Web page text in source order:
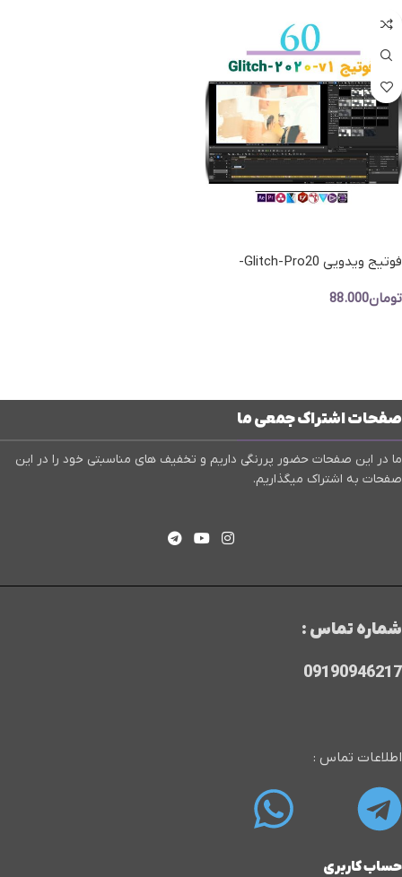
فوتیج ویدویی Glitch-Pro20-
تومان88.000
صفحات اشتراک جمعی ما
ما در این صفحات حضور پررنگی داریم و تخفیف های مناسبتی خود را در این
صفحات به اشتراک میگذاریم.
شماره تماس :
09190946217
اطلاعات تماس :
حساب کاربری